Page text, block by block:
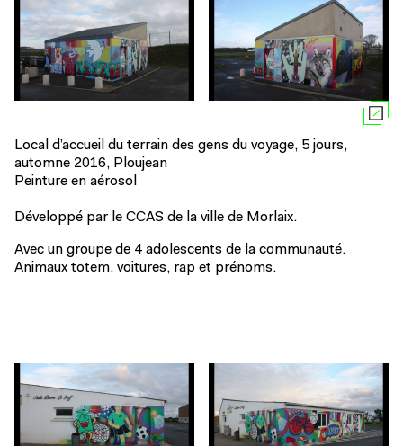
Local d’accueil du terrain des gens du voyage, 5 jours,
automne 2016, Ploujean
Peinture en aérosol
Développé par le CCAS de la ville de Morlaix.
Avec un groupe de 4 adolescents de la communauté.
Animaux totem, voitures, rap et prénoms.